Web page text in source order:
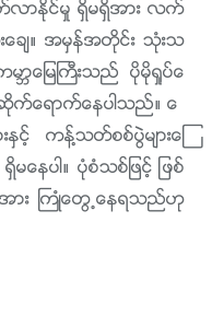
ာႏိုင္မႈ ရွိမရွိအား လက္
သးေခ်။ အမွန္အတိုင္း သုံးသ
ေျမႀကီးသည္ ပိုမိုရႈပ္ေ
က္ေရာက္ေနပါသည္။ ေ
ႏွင့္ ကန႔္သတ္စစ္ပြဲမ်ားေၾ
မေနပါ။ ပုံစံသစ္ျဖင့္ ျဖစ္
အား ႀကဳံေတြ႕ေနရသည္ဟု